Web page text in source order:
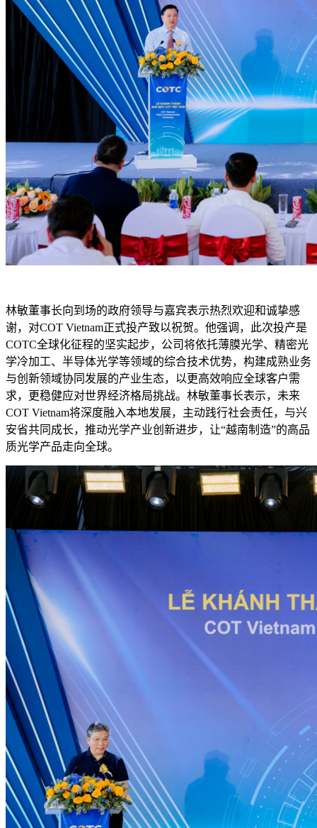
林敏董事长向到场的政府领导与嘉宾表示热烈欢迎和诚挚感
谢，对COT Vietnam正式投产致以祝贺。他强调，此次投产是
COTC全球化征程的坚实起步，公司将依托薄膜光学、精密光
学冷加工、半导体光学等领域的综合技术优势，构建成熟业务
与创新领域协同发展的产业生态，以更高效响应全球客户需
求，更稳健应对世界经济格局挑战。林敏董事长表示，未来
COT Vietnam将深度融入本地发展，主动践行社会责任，与兴
安省共同成长，推动光学产业创新进步，让“越南制造”的高品
质光学产品走向全球。